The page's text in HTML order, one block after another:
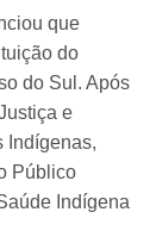
que
do
do Sul. Após
e
Indígenas,
Público
Indígena